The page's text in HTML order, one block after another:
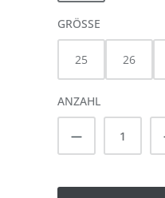
GRÖSSE
25 26
ANZAHL
Produkt